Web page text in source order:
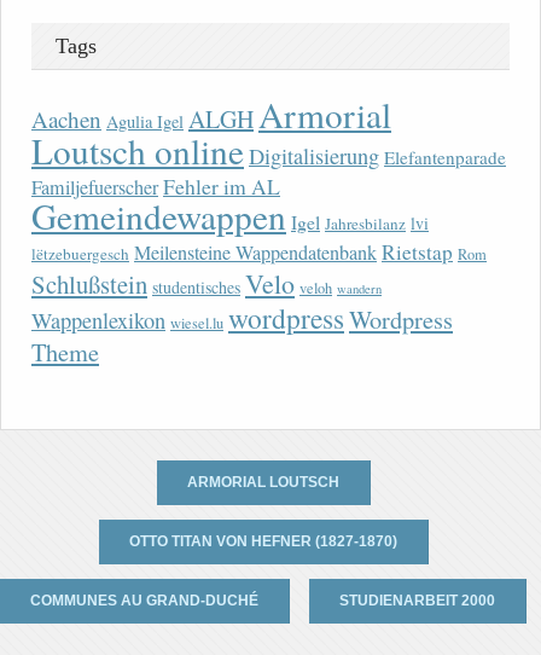
Tags
Aachen Agulia Igel ALGHArmorial
Loutsch onlineDigitalisierung Elefantenparade
FamiljefuerscherFehler im AL
Gemeindewappen Igel Jahresbilanz lvi
lëtzebuergesch Meilensteine WappendatenbankRietstap Rom
Schlußstein studentisches Velo veloh wandern
Wappenlexikon wiesel.lu wordpressWordpress
Theme
ARMORIAL LOUTSCH
OTTO TITAN VON HEFNER (1827-1870)
COMMUNES AU GRAND-DUCHÉ STUDIENARBEIT 2000